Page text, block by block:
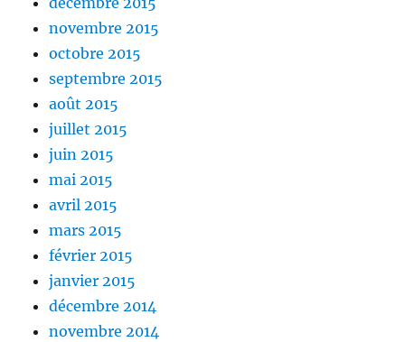
novembre 2015
octobre 2015
septembre 2015
août 2015
juillet 2015
juin 2015
mai 2015
avril 2015
mars 2015
février 2015
janvier 2015
décembre 2014
novembre 2014